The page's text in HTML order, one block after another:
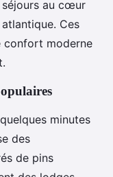
séjours au cœur
Ces
confort moderne
minutes
des
de pins